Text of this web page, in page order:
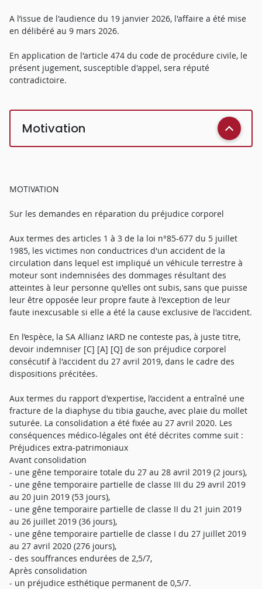
A l’issue de l'audience du 19 janvier 2026, l'affaire a été mise
en délibéré au 9 mars 2026.
En application de l'article 474 du code de procédure civile, le
présent jugement, susceptible d'appel, sera réputé
contradictoire.
Motivation
MOTIVATION
Sur les demandes en réparation du préjudice corporel
Aux termes des articles 1 à 3 de la loi n°85-677 du 5 juillet
1985, les victimes non conductrices d'un accident de la
circulation dans lequel est impliqué un véhicule terrestre à
moteur sont indemnisées des dommages résultant des
atteintes à leur personne qu'elles ont subis, sans que puisse
leur être opposée leur propre faute à l'exception de leur
faute inexcusable si elle a été la cause exclusive de l'accident.
En l’espèce, la SA Allianz IARD ne conteste pas, à juste titre,
devoir indemniser [C] [A] [Q] de son préjudice corporel
consécutif à l'accident du 27 avril 2019, dans le cadre des
dispositions précitées.
Aux termes du rapport d'expertise, l’accident a entraîné une
fracture de la diaphyse du tibia gauche, avec plaie du mollet
suturée. La consolidation a été fixée au 27 avril 2020. Les
conséquences médico-légales ont été décrites comme suit :
Préjudices extra-patrimoniaux
Avant consolidation
- une gêne temporaire totale du 27 au 28 avril 2019 (2 jours),
- une gêne temporaire partielle de classe III du 29 avril 2019
au 20 juin 2019 (53 jours),
- une gêne temporaire partielle de classe II du 21 juin 2019
au 26 juillet 2019 (36 jours),
- une gêne temporaire partielle de classe I du 27 juillet 2019
au 27 avril 2020 (276 jours),
- des souffrances endurées de 2,5/7,
Après consolidation
- un préjudice esthétique permanent de 0,5/7.